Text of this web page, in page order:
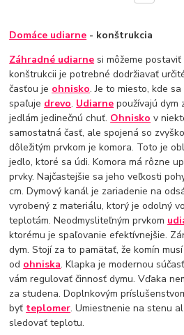
Domáce udiarne - konštrukcia
Záhradné udiarne si môžeme
konštrukcii je potrebné dodržiavať
časťou je ohnisko. Je to miesto, kde sa
spaľuje drevo. Udiarne používajú dym
jedlám jedinečnú chuť. Ohnisko v
samostatná časť, ale spojená so
dôležitým prvkom je komora. Toto je
jedlo, ktoré sa údi. Komora má rôzne
prvky. Najčastejšie sa jeho veľkosti
cm. Dymový kanál je zariadenie na
vyrobený z materiálu, ktorý je odolný
teplotám. Neodmysliteľným prvkom
ktorému je spaľovanie efektívnejšie.
dym. Stojí za to pamätať, že komín
od ohniska. Klapka je modernou
vám regulovať činnosť dymu. Vďaka
za studena. Doplnkovým
byť teplomer. Umiestnenie na stenu
sledovať teplotu.